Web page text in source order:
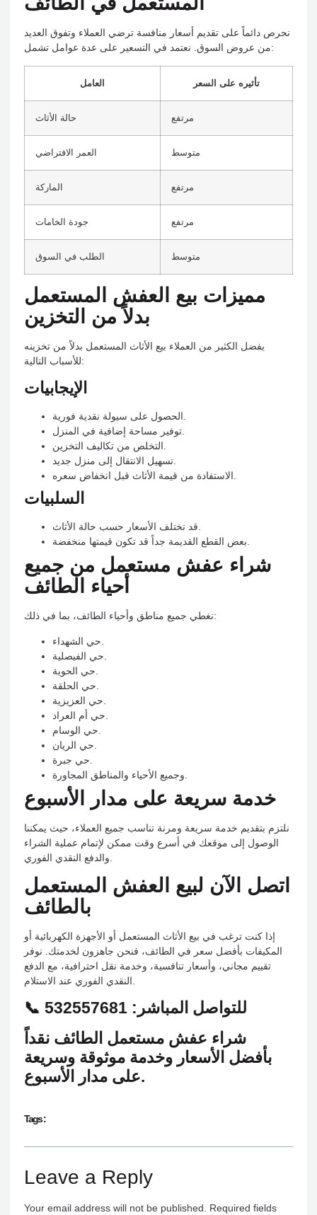
نحرص دائماً على تقديم أسعار منافسة ترضي العملاء وتفوق العديد
من عروض السوق. نعتمد في التسعير على عدة عوامل تشمل:
العامل تأثيره على السعر
حالة الأثاث مرتفع
العمر الافتراضي متوسط
الماركة مرتفع
جودة الخامات مرتفع
الطلب في السوق متوسط
مميزات بيع العفش المستعمل
بدلاً من التخزين
يفضل الكثير من العملاء بيع الأثاث المستعمل بدلاً من تخزينه
للأسباب التالية:
الإيجابيات
الحصول على سيولة نقدية فورية.
توفير مساحة إضافية في المنزل.
التخلص من تكاليف التخزين.
تسهيل الانتقال إلى منزل جديد.
الاستفادة من قيمة الأثاث قبل انخفاض سعره.
السلبيات
قد تختلف الأسعار حسب حالة الأثاث.
بعض القطع القديمة جداً قد تكون قيمتها منخفضة.
شراء عفش مستعمل من جميع
أحياء الطائف
نغطي جميع مناطق وأحياء الطائف، بما في ذلك:
خدمة سريعة على مدار الأسبوع
نلتزم بتقديم خدمة سريعة ومرنة تناسب جميع العملاء، حيث يمكننا
الوصول إلى موقعك في أسرع وقت ممكن لإتمام عملية الشراء
اتصل الآن لبيع العفش المستعمل
بالطائف
إذا كنت ترغب في بيع الأثاث المستعمل أو الأجهزة الكهربائية أو
المكيفات بأفضل سعر في الطائف، فنحن جاهزون لخدمتك. نوفر
تقييم مجاني، وأسعار تنافسية، وخدمة نقل احترافية، مع الدفع
📞 للتواصل المباشر: 532557681
شراء عفش مستعمل الطائف نقداً
بأفضل الأسعار وخدمة موثوقة وسريعة
على مدار الأسبوع.
Tags :
Leave a Reply
Your email address will not be published. Required fields